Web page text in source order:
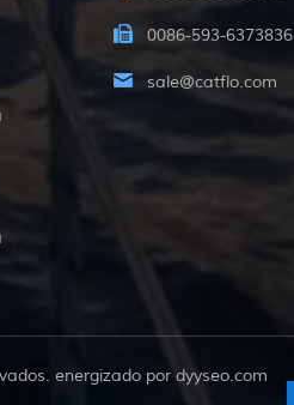
0086-593-6373836
sale@catflo.com
energizado por dyyseo.com